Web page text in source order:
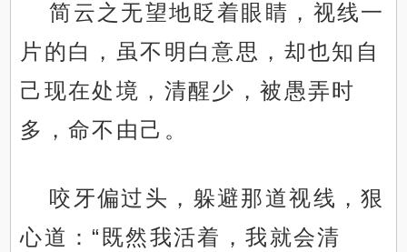
简云之无望地眨着眼睛，视线一
片的白，虽不明白意思，却也知自
己现在处境，清醒少，被愚弄时
多，命不由己。
咬牙偏过头，躲避那道视线，狠
心道：“既然我活着，我就会清